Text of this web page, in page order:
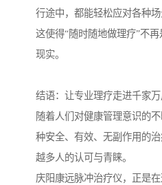
行途中，都能轻松应对各种场
这使得“随时随地做理疗”不
现实。
结语：让专业理疗走进千家万
随着人们对健康管理意识的
种安全、有效、无副作用的
越多人的认可与青睐。
庆阳康远脉冲治疗仪，正是